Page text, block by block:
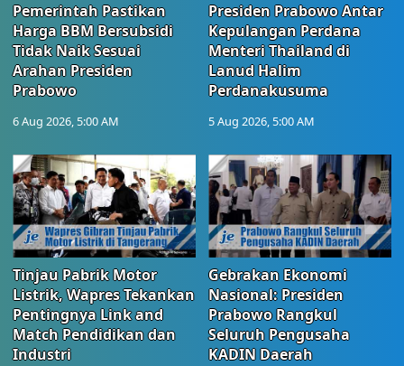
Pemerintah Pastikan
Harga BBM Bersubsidi
Tidak Naik Sesuai
Arahan Presiden
Prabowo
6 Aug 2026, 5:00 AM
Presiden Prabowo Antar
Kepulangan Perdana
Menteri Thailand di
Lanud Halim
Perdanakusuma
5 Aug 2026, 5:00 AM
Tinjau Pabrik Motor
Listrik, Wapres Tekankan
Pentingnya Link and
Match Pendidikan dan
Industri
Gebrakan Ekonomi
Nasional: Presiden
Prabowo Rangkul
Seluruh Pengusaha
KADIN Daerah